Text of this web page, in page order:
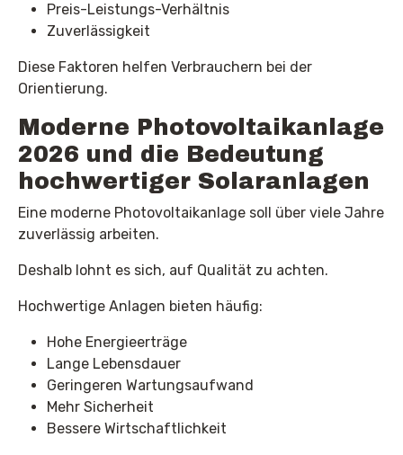
Preis-Leistungs-Verhältnis
Zuverlässigkeit
Diese Faktoren helfen Verbrauchern bei der
Orientierung.
Moderne Photovoltaikanlage
2026 und die Bedeutung
hochwertiger Solaranlagen
Eine moderne Photovoltaikanlage soll über viele Jahre
zuverlässig arbeiten.
Deshalb lohnt es sich, auf Qualität zu achten.
Hochwertige Anlagen bieten häufig:
Hohe Energieerträge
Lange Lebensdauer
Geringeren Wartungsaufwand
Mehr Sicherheit
Bessere Wirtschaftlichkeit